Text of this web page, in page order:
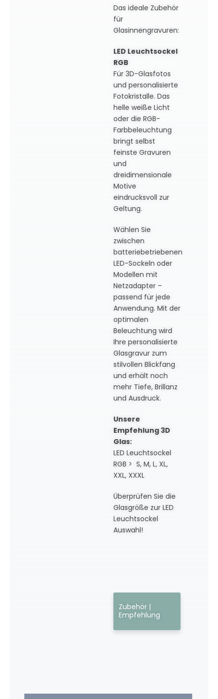
Das ideale Zubehör
für
Glasinnengravuren:
LED Leuchtsockel
RGB
Für 3D-Glasfotos
und personalisierte
Fotokristalle. Das
helle weiße Licht
oder die RGB-
Farbbeleuchtung
bringt selbst
feinste Gravuren
und
dreidimensionale
Motive
eindrucksvoll zur
Geltung.
Wählen Sie
zwischen
batteriebetriebenen
LED-Sockeln oder
Modellen mit
Netzadapter –
passend für jede
Anwendung. Mit der
optimalen
Beleuchtung wird
Ihre personalisierte
Glasgravur zum
stilvollen Blickfang
und erhält noch
mehr Tiefe, Brillanz
und Ausdruck.
Unsere
Empfehlung 3D
Glas:
LED Leuchtsockel
RGB > S, M, L, XL,
XXL, XXXL
Überprüfen Sie die
Glasgröße zur LED
Leuchtsockel
Auswahl!
Zubehör |
Empfehlung